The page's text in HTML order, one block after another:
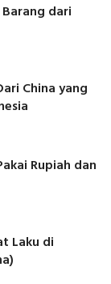
dari
China yang
Rupiah dan
Laku di